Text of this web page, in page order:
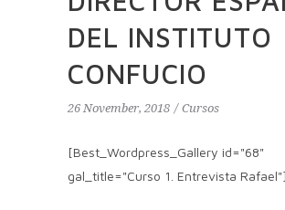
DEL INSTITUTO
CONFUCIO
26 November, 2018 Cursos
[Best_Wordpress_Gallery id="68"
gal_title="Curso 1. Entrevista Rafael"]